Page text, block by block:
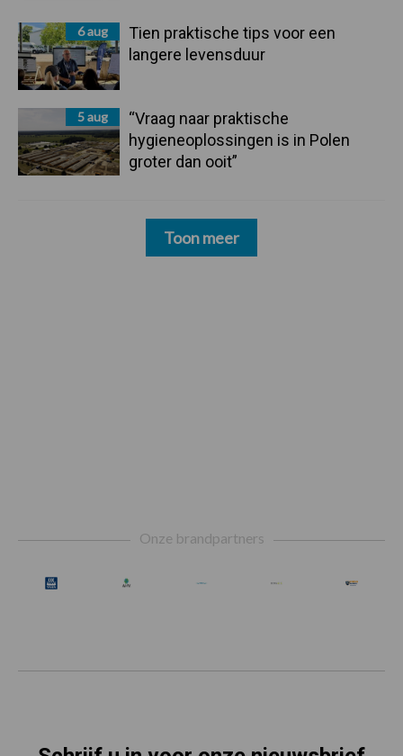
6 aug
Tien praktische tips voor een
langere levensduur
5 aug
“Vraag naar praktische
hygieneoplossingen is in Polen
groter dan ooit”
Toon meer
Onze brandpartners